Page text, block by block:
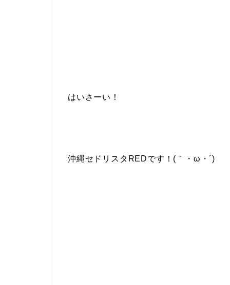
はいさーい！
沖縄セドリスタREDです！(｀・ω・´)